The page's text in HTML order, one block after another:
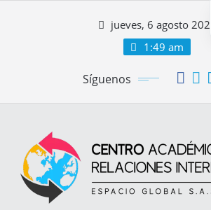
jueves, 6 agosto 2026
1:49 am
Síguenos